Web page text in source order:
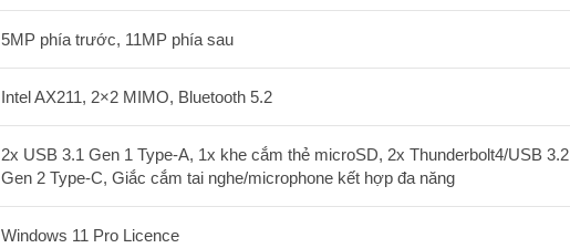
5MP phía trước, 11MP phía sau
Intel AX211, 2×2 MIMO, Bluetooth 5.2
2x USB 3.1 Gen 1 Type-A, 1x khe cắm thẻ microSD, 2x Thunderbolt4/USB 3.2
Gen 2 Type-C, Giắc cắm tai nghe/microphone kết hợp đa năng
Windows 11 Pro Licence